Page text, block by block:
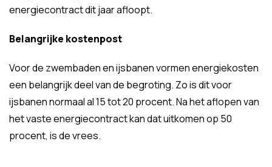
energiecontract dit jaar afloopt.
Belangrijke kostenpost
Voor de zwembaden en ijsbanen vormen energiekosten
een belangrijk deel van de begroting. Zo is dit voor
ijsbanen normaal al 15 tot 20 procent. Na het aflopen van
het vaste energiecontract kan dat uitkomen op 50
procent, is de vrees.